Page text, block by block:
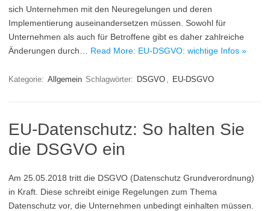
sich Unternehmen mit den Neuregelungen und deren
Implementierung auseinandersetzen müssen. Sowohl für
Unternehmen als auch für Betroffene gibt es daher zahlreiche
Änderungen durch… Read More: EU-DSGVO: wichtige Infos »
Kategorie: Allgemein Schlagwörter: DSGVO EU-DSGVO
EU-Datenschutz: So halten Sie
die DSGVO ein
Am 25.05.2018 tritt die DSGVO (Datenschutz Grundverordnung)
in Kraft. Diese schreibt einige Regelungen zum Thema
Datenschutz vor, die Unternehmen unbedingt einhalten müssen.